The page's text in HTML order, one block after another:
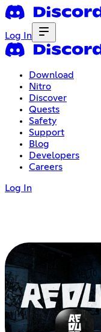
Log In
Download
Nitro
Discover
Quests
Safety
Support
Blog
Developers
Careers
Log In